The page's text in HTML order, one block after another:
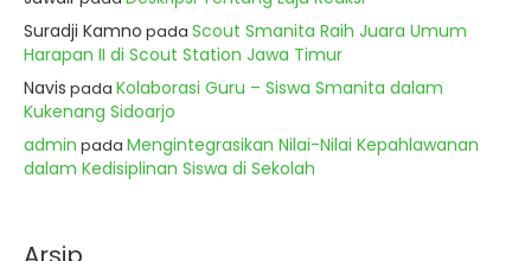
Suradji Kamno pada Scout Smanita Raih Juara Umum
Harapan II di Scout Station Jawa Timur
Navis pada Kolaborasi Guru – Siswa Smanita dalam
Kukenang Sidoarjo
admin pada Mengintegrasikan Nilai-Nilai Kepahlawanan
dalam Kedisiplinan Siswa di Sekolah